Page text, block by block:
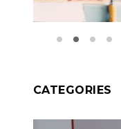
CATEGORIES